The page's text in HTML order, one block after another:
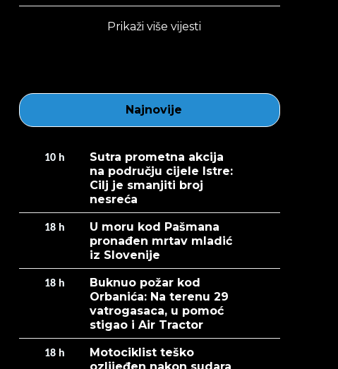
Prikaži više vijesti
Najnovije
10 h
Sutra prometna akcija
na području cijele Istre:
Cilj je smanjiti broj
nesreća
18 h
U moru kod Pašmana
pronađen mrtav mladić
iz Slovenije
18 h
Buknuo požar kod
Orbanića: Na terenu 29
vatrogasaca, u pomoć
stigao i Air Tractor
18 h
Motociklist teško